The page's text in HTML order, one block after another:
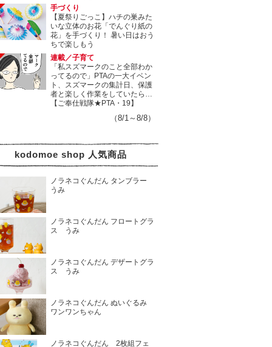
手づくり
【夏祭りごっこ】ハチの巣みた
いな立体のお花「でんぐり紙の
花」を手づくり！ 暑い日はおう
ちで楽しもう
連載／子育て
「私スズマークのこと全部わか
ってるので」PTAの一大イベン
ト、スズマークの集計日、保護
者と楽しく作業をしていたら…
【ご奉仕戦隊★PTA・19】
（8/1～8/8）
kodomoe shop 人気商品
ノラネコぐんだん タンブラー
うみ
ノラネコぐんだん フロートグラ
ス うみ
ノラネコぐんだん デザートグラ
ス うみ
ノラネコぐんだん ぬいぐるみ
ワンワンちゃん
ノラネコぐんだん 2枚組フェ